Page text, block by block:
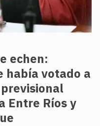
echen:
había votado a
Entre Ríos y